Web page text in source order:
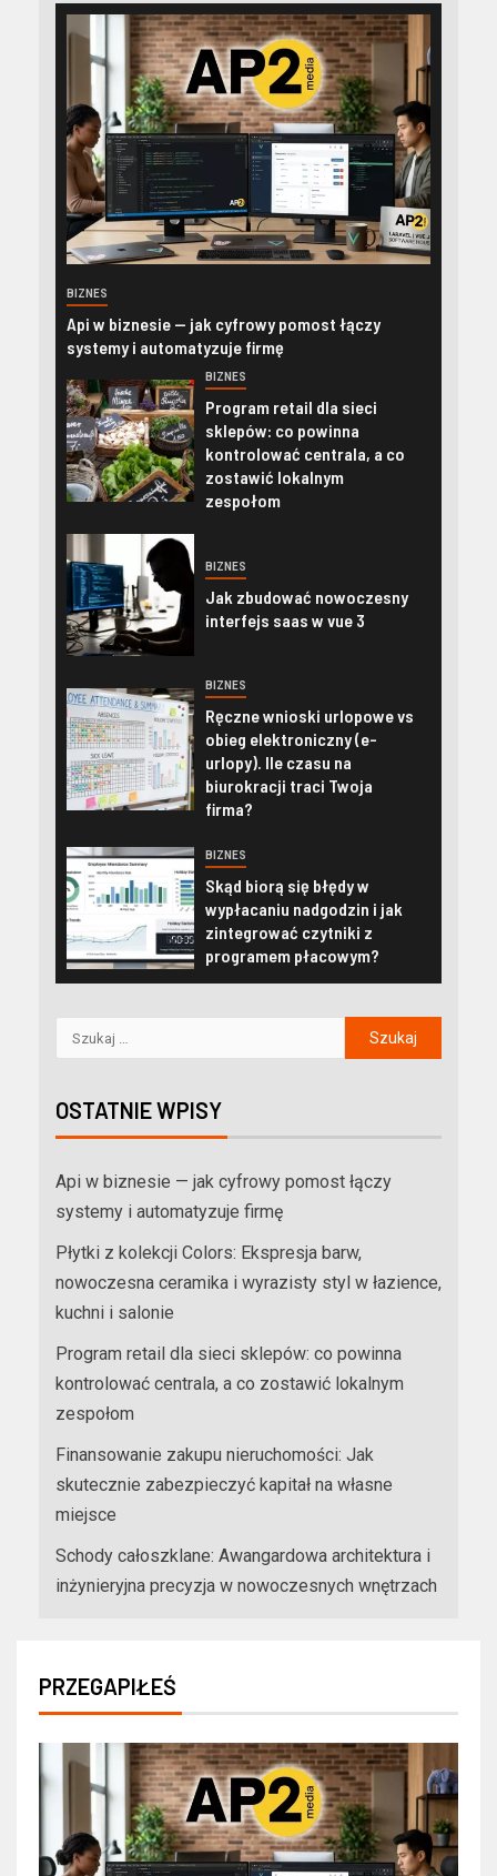
BIZNES
Api w biznesie — jak cyfrowy pomost łączy
systemy i automatyzuje firmę
BIZNES
Program retail dla sieci
sklepów: co powinna
kontrolować centrala, a co
zostawić lokalnym
zespołom
BIZNES
Jak zbudować nowoczesny
interfejs saas w vue 3
BIZNES
Ręczne wnioski urlopowe vs
obieg elektroniczny (e-
urlopy). Ile czasu na
biurokracji traci Twoja
firma?
BIZNES
Skąd biorą się błędy w
wypłacaniu nadgodzin i jak
zintegrować czytniki z
programem płacowym?
OSTATNIE WPISY
Api w biznesie — jak cyfrowy pomost łączy
systemy i automatyzuje firmę
Płytki z kolekcji Colors: Ekspresja barw,
nowoczesna ceramika i wyrazisty styl w łazience,
kuchni i salonie
Program retail dla sieci sklepów: co powinna
kontrolować centrala, a co zostawić lokalnym
zespołom
Finansowanie zakupu nieruchomości: Jak
skutecznie zabezpieczyć kapitał na własne
miejsce
Schody całoszklane: Awangardowa architektura i
inżynieryjna precyzja w nowoczesnych wnętrzach
PRZEGAPIŁEŚ